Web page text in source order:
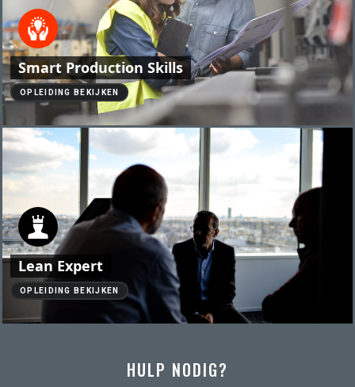
Smart Production Skills
OPLEIDING BEKIJKEN
Lean Expert
OPLEIDING BEKIJKEN
HULP NODIG?